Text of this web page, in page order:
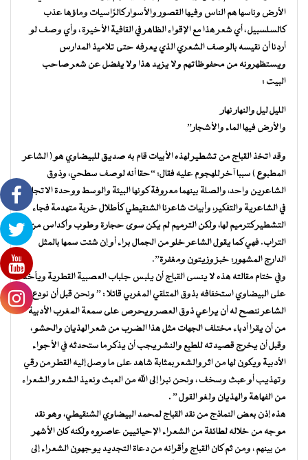
الأرض وناسها هم الناس وفيها القصور والأسوار كالرَّاسيات وماؤها عذب
كالسلسبيل ، أي شعر هذا مع الإقواء الظاهر في القافية الأخيرة ، وأي وصف لو
أردنا أن نقيسه بالوصف الشعري الذي يعرفه حتى تلاميذ المدارس
ويستظهرونه من محفوظاتهم ولا يزيد هذا ولا يفضل عن شعر صاحب
البيت :
الليل ليل والنهار نهار
والأرض فيها الماء والأشجار”
وقد اتخذ القباج من تشطير لهذه الأبيات قام به صديق للبيضاوي هو ( الشاعر
المطبوع ) سببا آخر للهجوم عليه فقال: “حقا أنه لوصف سطحي، وذوق
الشاعرين واحد، والصلة بينهما معروفة كونها البيئة والوسط ووحدة الاتجاه
في الشاعرية والتفكير، وأبيات شاعرنا الشنقيطي كأطلال خربة متهدمة فجاء
التشطير كترميم لها، ولكن الترميم لم يكن سوى حجارة وطوب وأكداس من
التراب. فهي كما يقول الشاعر خلو من الجمال براء أو إن شئت سمها بالمثل
الدارج المشهور: خبز وزيتون ومغفرة”.
وفي ختام مقالته هذه لا ينسى القباج أن يلبس جلباب العصبية القطرية ويأخذ
على البيضاوي استخفافه بذوق المتلقي المغربي قائلا : ” ونحن قبل أن نودع
الشاعر ننصح له أن يراعي ذوق العصر ويحرص على سمعة المغرب الأدبية
من أن يقرا أدباء مختلف الجهات مثل هذا الضرب من شعر الهذيان والحشو ،
وقبل أن يخرج قصيدته للطبع والنشر يجب أن يذكر ما ستحدثه في الأجواء
الأدبية ويكون لها من اثر والشعر بمثابة شاهد على ما وصل إليه القطر من رقي
وتهذيب أو عبث وسخف ، ونحن نبرا إلى الله من العبث ونعيذ الشعر و الشعراء
من الفهاهة والهذيان ولغو القول ” .
هذه إذن بعض النماذج من نقد القباج لمحمد البيضاوي الشنقيطي، وهو نقد
موجه من خلاله لطائفة من الشعراء الإحيائيين عاصروه ولكنه كان الأشهر
من بينهم ، ومن ثم كان القباج وأقرانه من دعاة التجديد يوجهون الشعراء إلى